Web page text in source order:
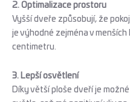
2. Optimalizace prostoru
Vyšší dveře způsobují, že
je výhodné zejména v
centimetru.
3. Lepší osvětlení
Díky větší ploše dveří je